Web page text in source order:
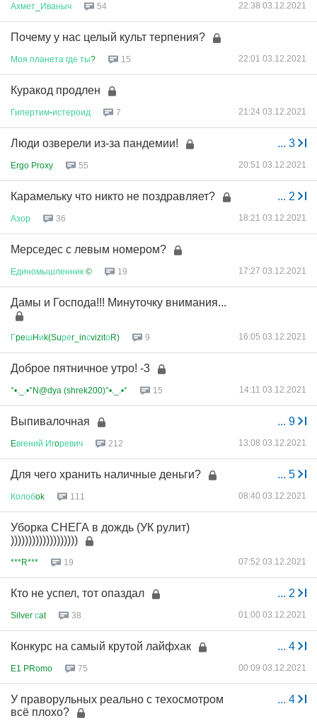
Ахмет Иваныч 54 22:38 03.12.2021
Почему у нас целый культ терпения?
Моя планета где ты? 15 22:01 03.12.2021
Куракод продлен
Гипертим-истероид 7 21:24 03.12.2021
... 3
Люди озверели из-за пандемии!
Ergo Proxy 55 20:51 03.12.2021
... 2
Карамельку что никто не поздравляет?
Азор 36 18:21 03.12.2021
Мерседес с левым номером?
Единомышленник © 19 17:27 03.12.2021
Дамы и Господа!!! Минуточку внимания...
ГpeшHиk(Suреr_inсvizitоR) 9 16:05 03.12.2021
Доброе пятничное утро! -3
°•._.•°N@dya (shrek200)°•._.•° 15 14:11 03.12.2021
... 9
Выпивалочная
Eвгений Игoревич 212 13:08 03.12.2021
... 5
Для чего хранить наличные деньги?
Колобok 111 08:40 03.12.2021
Уборка СНЕГА в дождь (УК рулит)
)))))))))))))))))))
***R*** 19 07:52 03.12.2021
... 2
Кто не успел, тот опаздал
Silver сat 38 01:00 03.12.2021
... 4
Конкурс на самый крутой лайфхак
E1 PRomo 75 00:09 03.12.2021
... 4
У праворульных реально с техосмотром
всё плохо?